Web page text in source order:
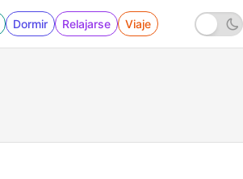
Dormir Relajarse Viaje